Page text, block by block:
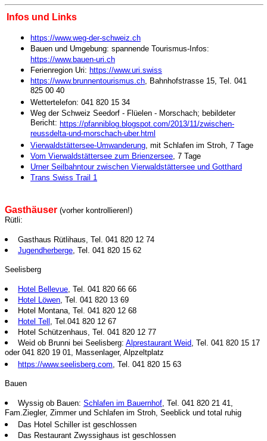
Infos und Links
https://www.weg-der-schweiz.ch
Bauen und Umgebung: spannende Tourismus-Infos:
https://www.bauen-uri.ch
Ferienregion Uri: https://www.uri.swiss
https://www.brunnentourismus.ch, Bahnhofstrasse 15, Tel. 041
825 00 40
Wettertelefon: 041 820 15 34
Weg der Schweiz Seedorf - Flüelen - Morschach; bebildeter
Bericht: https://pfanniblog.blogspot.com/2013/11/zwischen-
reussdelta-und-morschach-uber.html
Vierwaldstättersee-Umwanderung, mit Schlafen im Stroh, 7 Tage
Vom Vierwaldstättersee zum Brienzersee, 7 Tage
Urner Seilbahntour zwischen Vierwaldstättersee und Gotthard
Trans Swiss Trail 1
Gasthäuser (vorher kontrollieren!)
Rütli:
Gasthaus Rütlihaus, Tel. 041 820 12 74
Jugendherberge, Tel. 041 820 15 62
Seelisberg
Hotel Bellevue, Tel. 041 820 66 66
Hotel Löwen, Tel. 041 820 13 69
Hotel Montana, Tel. 041 820 12 68
Hotel Tell , Tel.041 820 12 67
Hotel Schützenhaus, Tel. 041 820 12 77
Weid ob Brunni bei Seelisberg: Alprestaurant Weid, Tel. 041 820 15 17
oder 041 820 19 01, Massenlager, Alpzeltplatz
https://www.seelisberg.com, Tel. 041 820 15 63
Bauen
Wyssig ob Bauen: Schlafen im Bauernhof, Tel. 041 820 21 41,
Fam.Ziegler, Zimmer und Schlafen im Stroh, Seeblick und total ruhig
Das Hotel Schiller ist geschlossen
Das Restaurant Zwyssighaus ist geschlossen